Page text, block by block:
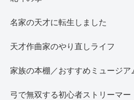
名家の天才に転生しました
天才作曲家のやり直しライフ
家族の本棚／おすすめミュージア
弓で無双する初心者ストリーマー